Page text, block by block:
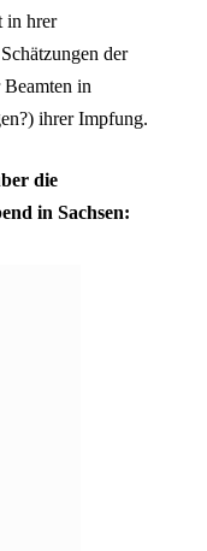
in hrer
der
in
ihrer Impfung.
die
in Sachsen: